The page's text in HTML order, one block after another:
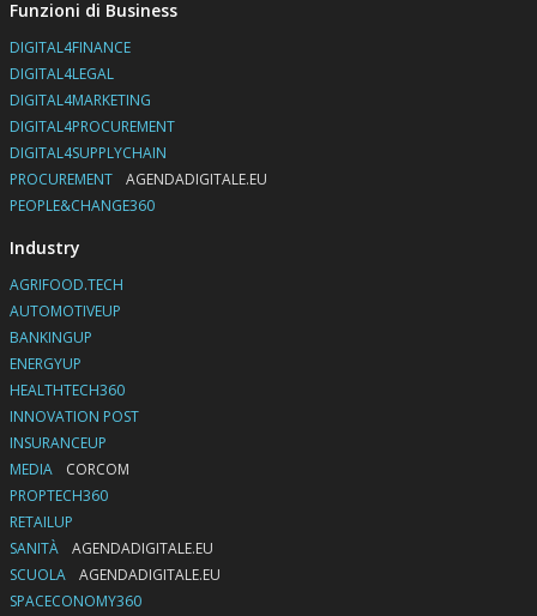
Funzioni di Business
DIGITAL4FINANCE
DIGITAL4LEGAL
DIGITAL4MARKETING
DIGITAL4PROCUREMENT
DIGITAL4SUPPLYCHAIN
PROCUREMENT
AGENDADIGITALE.EU
PEOPLE&CHANGE360
Industry
AGRIFOOD.TECH
AUTOMOTIVEUP
BANKINGUP
ENERGYUP
HEALTHTECH360
INNOVATION POST
INSURANCEUP
MEDIA
CORCOM
PROPTECH360
RETAILUP
SANITÀ
AGENDADIGITALE.EU
SCUOLA
AGENDADIGITALE.EU
SPACECONOMY360